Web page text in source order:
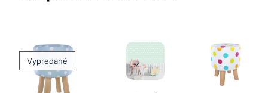
Vypredané